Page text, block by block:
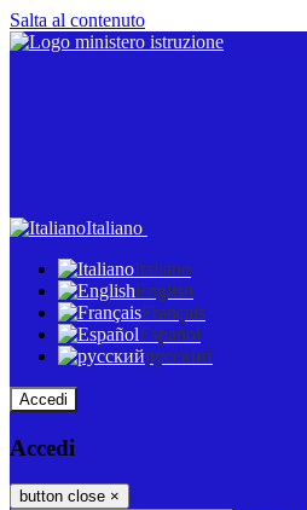
Salta al contenuto
Italiano
Italiano
English
Français
Español
русский
Accedi
Accedi
button close ×